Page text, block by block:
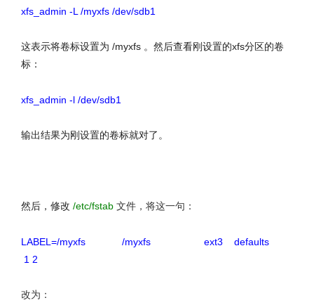
xfs_admin -L /myxfs /dev/sdb1
这表示将卷标设置为 /myxfs 。 然后查看刚设置的xfs分区的卷
标：
xfs_admin -l /dev/sdb1
输出结果为刚设置的卷标就对了。
然后，修改 /etc/fstab 文件，将这一句：
LABEL=/myxfs /myxfs ext3 defaults
1 2
改为：